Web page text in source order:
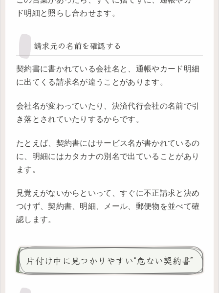
ド明細と照らし合わせます。
請求元の名前を確認する
契約書に書かれている会社名と、通帳やカード明細
に出てくる請求名が違うことがあります。
会社名が変わっていたり、決済代行会社の名前で引
き落とされていたりするからです。
たとえば、契約書にはサービス名が書かれているの
に、明細にはカタカナの別名で出ていることがあり
ます。
見覚えがないからといって、すぐに不正請求と決め
つけず、契約書、明細、メール、郵便物を並べて確
認します。
片付け中に見つかりやすい“危ない契約書”